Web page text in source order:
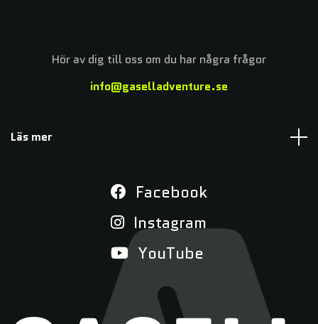
Hör av dig till oss om du har några frågor
info@gaselladventure.se
Läs mer
Facebook
Instagram
YouTube